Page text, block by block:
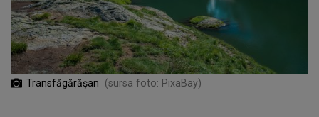
Transfăgărășan (sursa foto: PixaBay)